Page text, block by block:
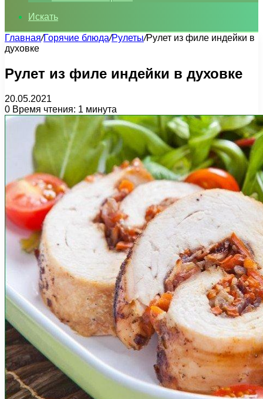
Искать
Главная/Горячие блюда/Рулеты/Рулет из филе индейки в
духовке
Рулет из филе индейки в духовке
20.05.2021
0 Время чтения: 1 минута